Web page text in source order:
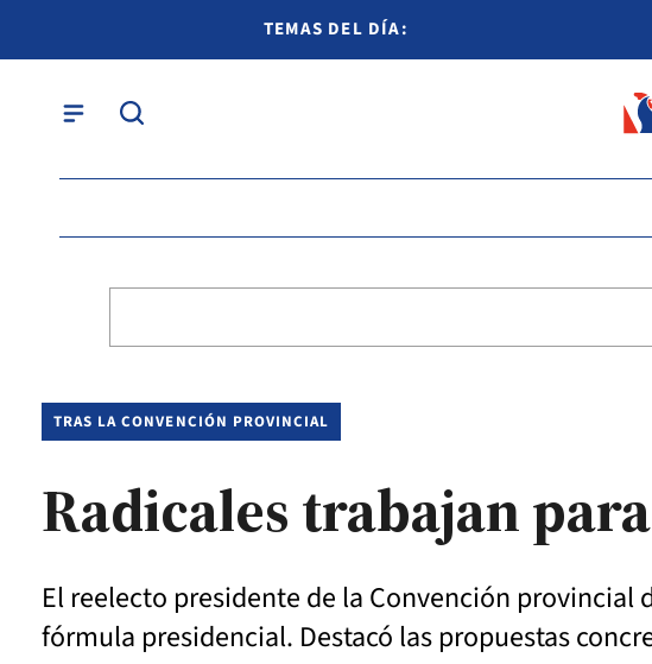
TEMAS DEL DÍA:
TRAS LA CONVENCIÓN PROVINCIAL
Radicales trabajan
El reelecto presidente de la Convención provincial
fórmula presidencial. Destacó las propuestas